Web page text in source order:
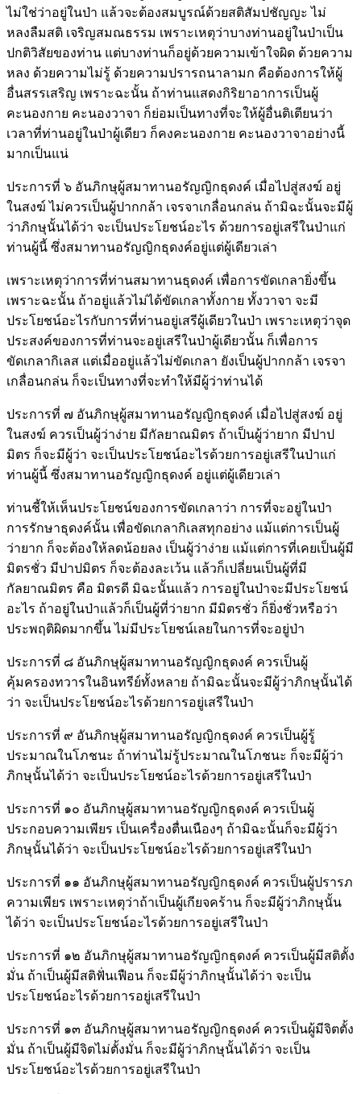
ไม่ใช่ว่าอยู่ในป่า แล้วจะต้องสมบูรณ์ด้วยสติสัมปชัญญะ ไม่
หลงลืมสติ เจริญสมณธรรม เพราะเหตุว่าบางท่านอยู่ในป่าเป็น
ปกติวิสัยของท่าน แต่บางท่านก็อยู่ด้วยความเข้าใจผิด ด้วยความ
หลง ด้วยความไม่รู้ ด้วยความปรารถนาลามก คือต้องการให้ผู้
อื่นสรรเสริญ เพราะฉะนั้น ถ้าท่านแสดงกิริยาอาการเป็นผู้
คะนองกาย คะนองวาจา ก็ย่อมเป็นทางที่จะให้ผู้อื่นติเตียนว่า
เวลาที่ท่านอยู่ในป่าผู้เดียว ก็คงคะนองกาย คะนองวาจาอย่างนี้
มากเป็นแน่
ประการที่ ๖ อันภิกษุผู้สมาทานอรัญญิกธุดงค์ เมื่อไปสู่สงฆ์ อยู่
ในสงฆ์ ไม่ควรเป็นผู้ปากกล้า เจรจาเกลื่อนกล่น ถ้ามิฉะนั้นจะมีผู้
ว่าภิกษุนั้นได้ว่า จะเป็นประโยชน์อะไร ด้วยการอยู่เสรีในป่าแก่
ท่านผู้นี้ ซึ่งสมาทานอรัญญิกธุดงค์อยู่แต่ผู้เดียวเล่า
เพราะเหตุว่าการที่ท่านสมาทานธุดงค์ เพื่อการขัดเกลายิ่งขึ้น
เพราะฉะนั้น ถ้าอยู่แล้วไม่ได้ขัดเกลาทั้งกาย ทั้งวาจา จะมี
ประโยชน์อะไรกับการที่ท่านอยู่เสรีผู้เดียวในป่า เพราะเหตุว่าจุด
ประสงค์ของการที่ท่านจะอยู่เสรีในป่าผู้เดียวนั้น ก็เพื่อการ
ขัดเกลากิเลส แต่เมื่ออยู่แล้วไม่ขัดเกลา ยังเป็นผู้ปากกล้า เจรจา
เกลื่อนกล่น ก็จะเป็นทางที่จะทำให้มีผู้ว่าท่านได้
ประการที่ ๗ อันภิกษุผู้สมาทานอรัญญิกธุดงค์ เมื่อไปสู่สงฆ์ อยู่
ในสงฆ์ ควรเป็นผู้ว่าง่าย มีกัลยาณมิตร ถ้าเป็นผู้ว่ายาก มีปาป
มิตร ก็จะมีผู้ว่า จะเป็นประโยชน์อะไรด้วยการอยู่เสรีในป่าแก่
ท่านผู้นี้ ซึ่งสมาทานอรัญญิกธุดงค์ อยู่แต่ผู้เดียวเล่า
ท่านชี้ให้เห็นประโยชน์ของการขัดเกลาว่า การที่จะอยู่ในป่า
การรักษาธุดงค์นั้น เพื่อขัดเกลากิเลสทุกอย่าง แม้แต่การเป็นผู้
ว่ายาก ก็จะต้องให้ลดน้อยลง เป็นผู้ว่าง่าย แม้แต่การที่เคยเป็นผู้มี
มิตรชั่ว มีปาปมิตร ก็จะต้องละเว้น แล้วก็เปลี่ยนเป็นผู้ที่มี
กัลยาณมิตร คือ มิตรดี มิฉะนั้นแล้ว การอยู่ในป่าจะมีประโยชน์
อะไร ถ้าอยู่ในป่าแล้วก็เป็นผู้ที่ว่ายาก มีมิตรชั่ว ก็ยิ่งชั่วหรือว่า
ประพฤติผิดมากขึ้น ไม่มีประโยชน์เลยในการที่จะอยู่ป่า
ประการที่ ๘ อันภิกษุผู้สมาทานอรัญญิกธุดงค์ ควรเป็นผู้
คุ้มครองทวารในอินทรีย์ทั้งหลาย ถ้ามิฉะนั้นจะมีผู้ว่าภิกษุนั้นได้
ว่า จะเป็นประโยชน์อะไรด้วยการอยู่เสรีในป่า
ประการที่ ๙ อันภิกษุผู้สมาทานอรัญญิกธุดงค์ ควรเป็นผู้รู้
ประมาณในโภชนะ ถ้าท่านไม่รู้ประมาณในโภชนะ ก็จะมีผู้ว่า
ภิกษุนั้นได้ว่า จะเป็นประโยชน์อะไรด้วยการอยู่เสรีในป่า
ประการที่ ๑๐ อันภิกษุผู้สมาทานอรัญญิกธุดงค์ ควรเป็นผู้
ประกอบความเพียร เป็นเครื่องตื่นเนืองๆ ถ้ามิฉะนั้นก็จะมีผู้ว่า
ภิกษุนั้นได้ว่า จะเป็นประโยชน์อะไรด้วยการอยู่เสรีในป่า
ประการที่ ๑๑ อันภิกษุผู้สมาทานอรัญญิกธุดงค์ ควรเป็นผู้ปรารภ
ความเพียร เพราะเหตุว่าถ้าเป็นผู้เกียจคร้าน ก็จะมีผู้ว่าภิกษุนั้น
ได้ว่า จะเป็นประโยชน์อะไรด้วยการอยู่เสรีในป่า
ประการที่ ๑๒ อันภิกษุผู้สมาทานอรัญญิกธุดงค์ ควรเป็นผู้มีสติตั้ง
มั่น ถ้าเป็นผู้มีสติฟั่นเฟือน ก็จะมีผู้ว่าภิกษุนั้นได้ว่า จะเป็น
ประโยชน์อะไรด้วยการอยู่เสรีในป่า
ประการที่ ๑๓ อันภิกษุผู้สมาทานอรัญญิกธุดงค์ ควรเป็นผู้มีจิตตั้ง
มั่น ถ้าเป็นผู้มีจิตไม่ตั้งมั่น ก็จะมีผู้ว่าภิกษุนั้นได้ว่า จะเป็น
ประโยชน์อะไรด้วยการอยู่เสรีในป่า